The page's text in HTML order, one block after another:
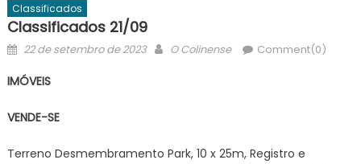
Classificados
Classificados 21/09
Posted
22 de setembro de 2023 Author
O Colinense Comment(0)
IMÓVEIS
VENDE-SE
Terreno Desmembramento Park, 10 x 25m, Registro e